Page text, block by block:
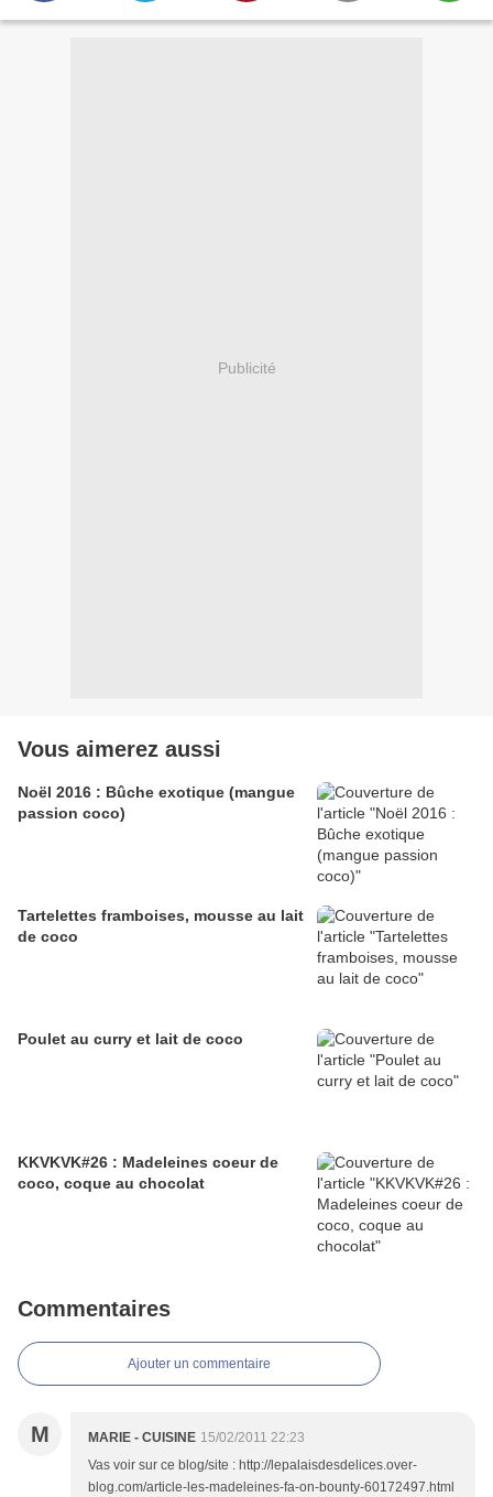
Publicité
Vous aimerez aussi
Noël 2016 : Bûche exotique (mangue
passion coco)
Tartelettes framboises, mousse au lait
de coco
Poulet au curry et lait de coco
KKVKVK#26 : Madeleines coeur de
coco, coque au chocolat
Commentaires
Ajouter un commentaire
M MARIE - CUISINE 15/02/2011 22:23
Vas voir sur ce blog/site : http://lepalaisdesdelices.over-
blog.com/article-les-madeleines-fa-on-bounty-60172497.html